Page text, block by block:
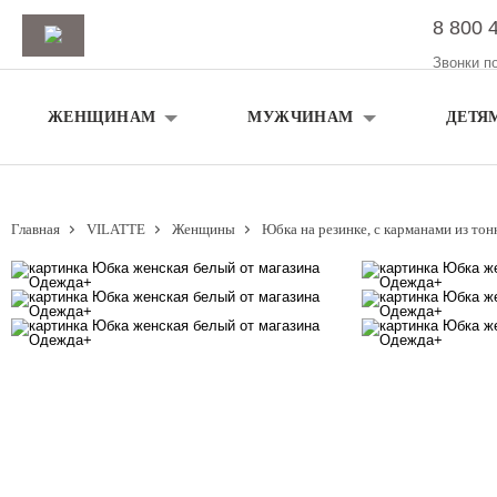
8 800
Звонки
ЖЕНЩИНАМ МУЖЧИНАМ
Главная VILATTE Женщины Юбка на резинке, с карманами из